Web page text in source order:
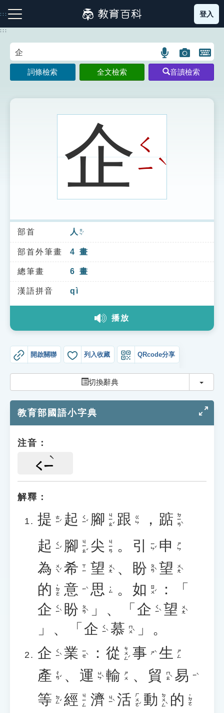
到
主
:::
注音索引圖示 筆畫索引圖示 部首索引表圖示
索引選單
知識索引
單字索引
生命大百科索引
教學應用
貓頭鷹博士
登入
:::
語
言
搜
示
圖
片
搜
開
鍵
圖
詞條檢索 全文檢索 音讀檢索
企 ㄑ
ㄧˋ
部首 人 ㄖㄣˊ
部首外筆畫 4 畫
總筆畫 6 畫
漢語拼音 qì
播放
開啟關聯 列入收藏 QRcode分享
切換辭典 切換
教育部國語小字典
注音：
ㄑㄧ
解釋：
提 ㄊㄧˊ 起 ㄑㄧˇ 腳 ㄐㄧㄠˇ 跟 ㄍㄣ ， 踮 ㄉㄧㄢˋ
起 ㄑㄧˇ 腳 ㄐㄧㄠˇ 尖 ㄐㄧㄢ 。 引 ㄧㄣˇ 申 ㄕㄣ
為 ㄨㄟˊ 希 ㄒㄧ 望 ㄨㄤˋ 、 盼 ㄆㄢˋ 望 ㄨㄤˋ
的 ˙ㄉㄜ 意 ㄧˋ 思 ˙ㄙ 。 如 ㄖㄨˊ
：「
企 ㄑㄧˋ 盼 ㄆㄢˋ 」、「 企 ㄑㄧˋ 望 ㄨㄤˋ
」、「 企 ㄑㄧˋ 慕 ㄇㄨˋ
」。
企 ㄑㄧˋ 業 ㄧㄝˋ ： 從 ㄘㄨㄥˊ 事 ㄕˋ 生 ㄕㄥ
產 ㄔㄢˇ 、 運 ㄩㄣˋ 輸 ㄕㄨ 、 貿 ㄇㄠˋ 易 ㄧˋ
等 ㄉㄥˇ 經 ㄐㄧㄥ 濟 ㄐㄧˋ 活 ㄏㄨㄛˊ 動 ㄉㄨㄥˋ 的 ˙ㄉㄜ